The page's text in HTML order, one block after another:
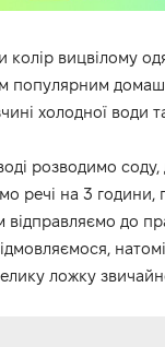
вицвілому
популярним
холодної води
розводимо соду,
речі на 3 години,
відправляємо до
ложку